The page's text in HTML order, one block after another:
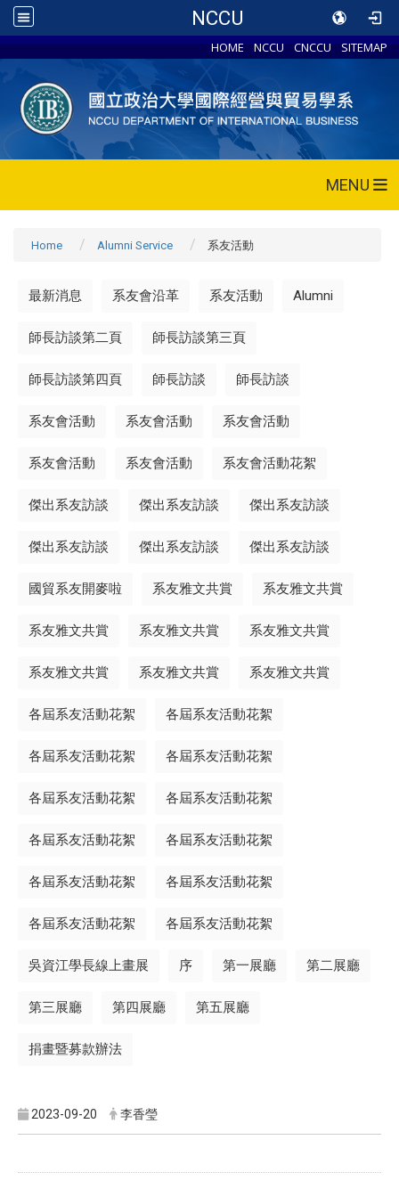
NCCU
HOME NCCU CNCCU SITEMAP
MENU
Home Alumni Service 系友活動
最新消息 系友會沿革 系友活動 Alumni
師長訪談第二頁 師長訪談第三頁
師長訪談第四頁 師長訪談 師長訪談
系友會活動 系友會活動 系友會活動
系友會活動 系友會活動 系友會活動花絮
傑出系友訪談 傑出系友訪談 傑出系友訪談
傑出系友訪談 傑出系友訪談 傑出系友訪談
國貿系友開麥啦 系友雅文共賞 系友雅文共賞
系友雅文共賞 系友雅文共賞 系友雅文共賞
系友雅文共賞 系友雅文共賞 系友雅文共賞
各屆系友活動花絮 各屆系友活動花絮
各屆系友活動花絮 各屆系友活動花絮
各屆系友活動花絮 各屆系友活動花絮
各屆系友活動花絮 各屆系友活動花絮
各屆系友活動花絮 各屆系友活動花絮
各屆系友活動花絮 各屆系友活動花絮
吳資江學長線上畫展 序 第一展廳 第二展廳
第三展廳 第四展廳 第五展廳
捐畫暨募款辦法
2023-09-20 李香瑩